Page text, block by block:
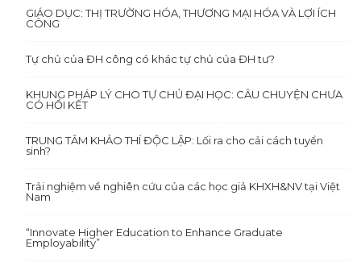
GIÁO DỤC: THỊ TRƯỜNG HÓA, THƯƠNG MẠI HÓA VÀ LỢI ÍCH
CÔNG
Tự chủ của ĐH công có khác tự chủ của ĐH tư?
KHUNG PHÁP LÝ CHO TỰ CHỦ ĐẠI HỌC: CÂU CHUYỆN CHƯA
CÓ HỒI KẾT
TRUNG TÂM KHẢO THÍ ĐỘC LẬP: Lối ra cho cải cách tuyển
sinh?
Trải nghiệm về nghiên cứu của các học giả KHXH&NV tại Việt
Nam
“Innovate Higher Education to Enhance Graduate
Employability”